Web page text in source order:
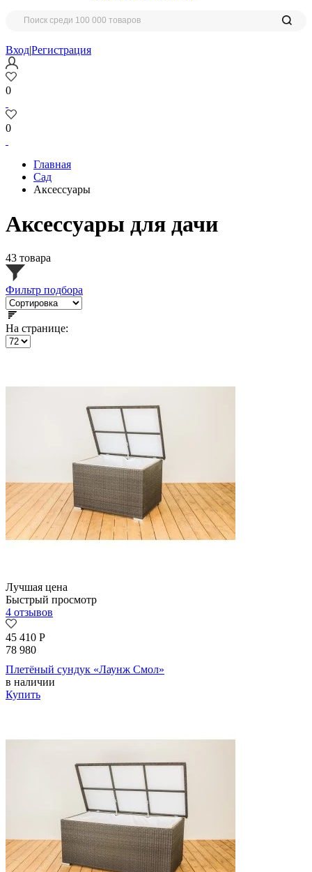
Вход|Регистрация
0
0
Главная
Сад
Аксессуары
Аксессуары для дачи
43 товара
Фильтр подбора
На странице:
Лучшая цена
Быстрый просмотр
4 отзывов
45 410 Р
78 980
Плетёный сундук «Лаунж Смол»
в наличии
Купить